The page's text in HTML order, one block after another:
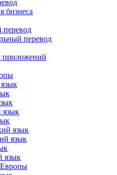
бизнеса
перевод
приложений
язык
язык
язык
язык